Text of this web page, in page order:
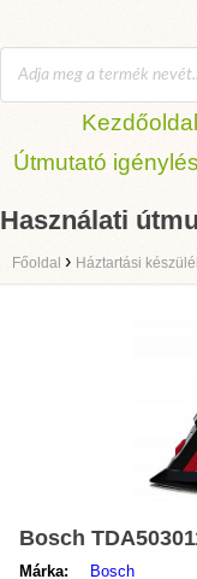
Kezdőoldal
Útmutató
Használati
Főoldal › Háztartási
Bosch
Márka:
Bosch